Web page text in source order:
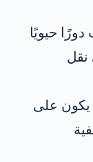
حيويًا
نقل
يكون على